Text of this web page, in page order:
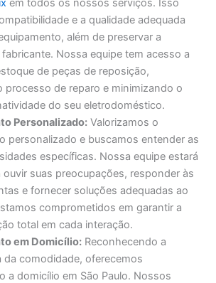
em todos os nossos serviços. Isso
e a qualidade adequada
além de preservar a
Nossa equipe tem acesso a
de peças de reposição,
processo de reparo e minimizando o
do seu eletrodoméstico.
Personalizado: Valorizamos o
personalizado e buscamos entender as
específicas. Nossa equipe estará
ouvir suas preocupações, responder às
e fornecer soluções adequadas ao
comprometidos em garantir a
total em cada interação.
em Domicílio: Reconhecendo a
da comodidade, oferecemos
a domicílio em São Paulo. Nossos